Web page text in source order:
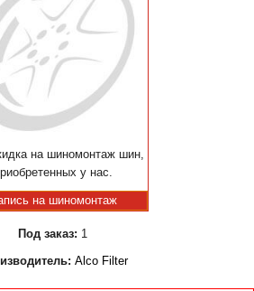
на шиномонтаж шин,
у нас.
на шиномонтаж
Под заказ: 1
Alco Filter